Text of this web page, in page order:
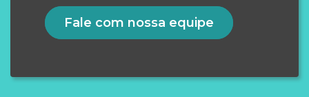
Fale com nossa equipe